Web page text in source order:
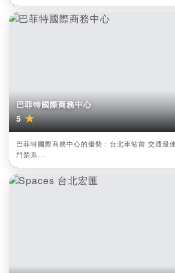
巴菲特國際商務中心
5★
巴菲特國際商務中心的優勢：台北車站前 交通最
門禁系...